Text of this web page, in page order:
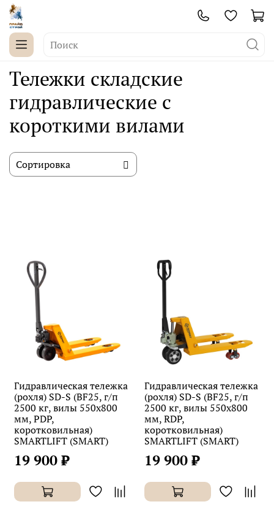
Тележки складские
гидравлические с
короткими вилами
Гидравлическая тележка
(рохля) SD-S (BF25, г/п
2500 кг, вилы 550х800
мм, PDP,
коротковильная)
SMARTLIFT (SMART)
19 900 ₽
Гидравлическая тележка
(рохля) SD-S (BF25, г/п
2500 кг, вилы 550х800
мм, RDP,
коротковильная)
SMARTLIFT (SMART)
19 900 ₽